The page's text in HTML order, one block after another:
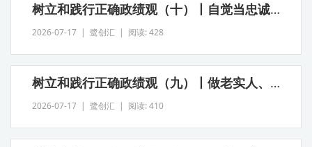
树立和践行正确政绩观（十）丨自觉当忠诚可靠、表里如一、担当尽责的好干部
2026-07-17 | 鹭创汇 | 阅读: 428
树立和践行正确政绩观（九）丨做老实人、说老实话、干老实事
2026-07-17 | 鹭创汇 | 阅读: 410